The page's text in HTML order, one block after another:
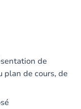
de
plan de cours, de